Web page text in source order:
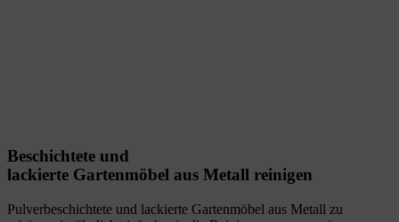
Beschichtete und
lackierte Gartenmöbel aus Metall reinigen
Pulverbeschichtete und lackierte Gartenmöbel aus Metall zu